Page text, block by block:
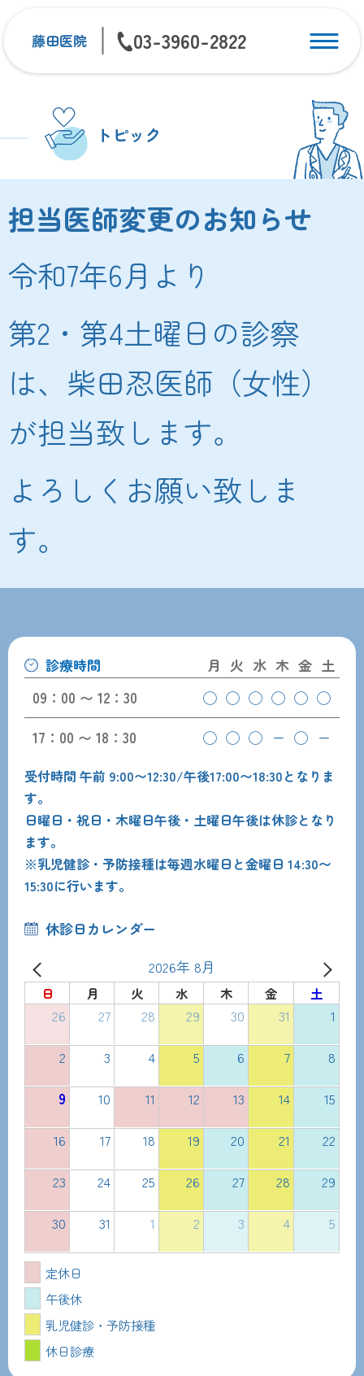
藤田医院 03-3960-2822
トピック
担当医師変更のお知らせ
令和7年6月より
第2・第4土曜日の診察
は、柴田忍医師（女性）
が担当致します。
よろしくお願い致しま
す。
診療時間 月 火 水 木 金 土
09：00 〜 12：30
◯ ◯ ◯ ◯ ◯ ◯
17：00 〜 18：30
◯ ◯ ◯ ー ◯ ー
受付時間 午前 9:00〜12:30/午後17:00〜18:30となりま
す。
日曜日・祝日・木曜日午後・土曜日午後は休診となり
ます。
※乳児健診・予防接種は毎週水曜日と金曜日 14:30〜
15:30に行います。
休診日カレンダー
2026年 8月
日 月 火 水 木 金 土
26 27 28 29 30 31 1
2 3 4 5 6 7 8
9 10 11 12 13 14 15
16 17 18 19 20 21 22
23 24 25 26 27 28 29
30 31 1 2 3 4 5
定休日
午後休
乳児健診・予防接種
休日診療